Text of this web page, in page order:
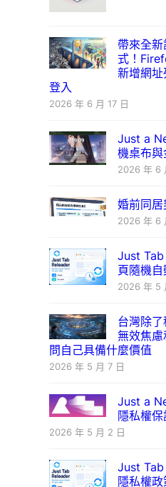
帶來全
式！
新增網
登入
2026 年 6 月 17 日
Just a
機桌布與
2026 年 6
婚前同
2026 年 6
Just Tab
頁隨機
2026 年 5
台灣除
無效焦
問自己具備什麼價值
2026 年 5 月 7 日
Just a
隱私權
2026 年 5 月 2 日
Just
隱私權政